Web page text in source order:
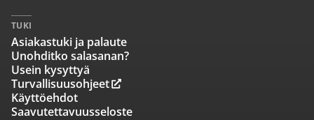
TUKI
Asiakastuki ja palaute
Unohditko salasanan?
Usein kysyttyä
Turvallisuusohjeet
Käyttöehdot
Saavutettavuusseloste